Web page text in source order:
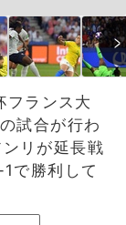
フランス大
試合が行わ
リが延長戦
で勝利して